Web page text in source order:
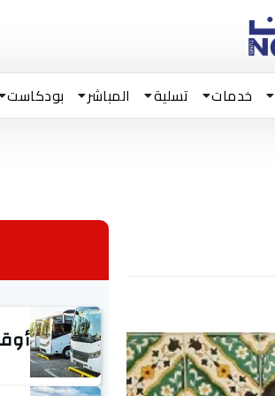
خدمات تسلية المباشر بودكاست